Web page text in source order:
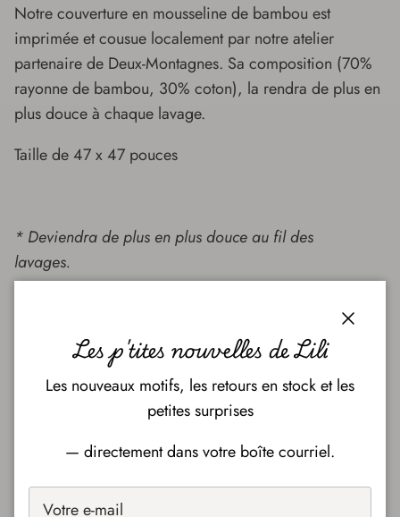
Notre couverture en mousseline de bambou est
imprimée et cousue localement par notre atelier
partenaire de Deux-Montagnes. Sa composition (70%
rayonne de bambou, 30% coton), la rendra de plus en
plus douce à chaque lavage.
Taille de 47 x 47 pouces
* Deviendra de plus en plus douce au fil des
lavages.
Conseils relativement à l’entretien de nos
couvertures en mousseline
Laver individuellement et fixer les couleurs à l'eau
suggérons une technique simple de trempage d'environ
1-2h dans un mélange d’eau froide, de vinaigre et de
gros sels.
Les p'tites nouvelles de Lili
Les nouveaux motifs, les retours en stock et les
petites surprises
— directement dans votre boîte courriel.